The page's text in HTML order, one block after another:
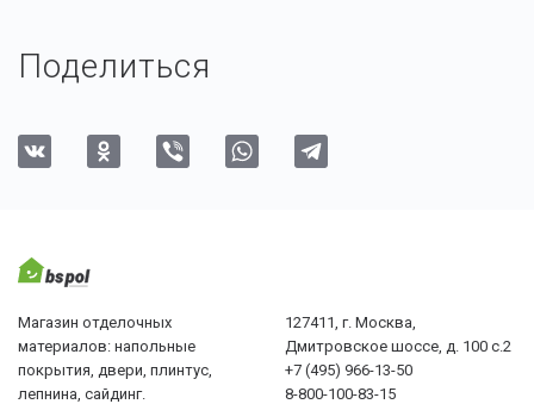
Поделиться
Магазин отделочных
материалов: напольные
покрытия, двери, плинтус,
лепнина, сайдинг.
127411, г. Москва,
Дмитровское шоссе, д. 100 с.2
+7 (495) 966-13-50
8-800-100-83-15